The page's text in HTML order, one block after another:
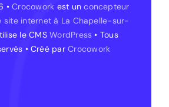
– La Chapelle-sur-Erdre
•Crocowork est unconcepteur
site internet à La Chapelle-sur-
le CMSWordPress • Tous
• Créé parCrocowork